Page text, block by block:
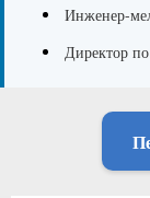
Инженер-
Директор